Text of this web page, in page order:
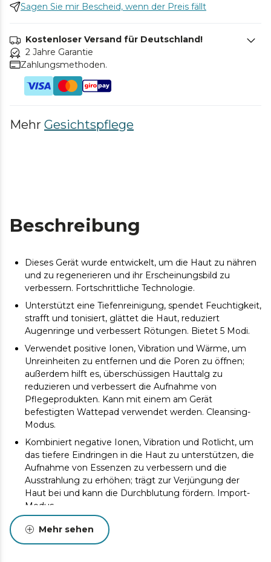
Sagen Sie mir Bescheid, wenn der Preis fällt
Kostenloser Versand für Deutschland!
2 Jahre Garantie
Zahlungsmethoden.
Mehr Gesichtspflege
Beschreibung
Dieses Gerät wurde entwickelt, um die Haut zu nähren
und zu regenerieren und ihr Erscheinungsbild zu
verbessern. Fortschrittliche Technologie.
Unterstützt eine Tiefenreinigung, spendet Feuchtigkeit,
strafft und tonisiert, glättet die Haut, reduziert
Augenringe und verbessert Rötungen. Bietet 5 Modi.
Verwendet positive Ionen, Vibration und Wärme, um
Unreinheiten zu entfernen und die Poren zu öffnen;
außerdem hilft es, überschüssigen Hauttalg zu
reduzieren und verbessert die Aufnahme von
Pflegeprodukten. Kann mit einem am Gerät
befestigten Wattepad verwendet werden. Cleansing-
Modus.
Kombiniert negative Ionen, Vibration und Rotlicht, um
das tiefere Eindringen in die Haut zu unterstützen, die
Aufnahme von Essenzen zu verbessern und die
Ausstrahlung zu erhöhen; trägt zur Verjüngung der
Haut bei und kann die Durchblutung fördern. Import-
Modus.
Nutzt EMS und Wärme, um die Gesichtsmuskulatur zu
stimulieren und dadurch die Festigkeit sowie die
Mehr sehen